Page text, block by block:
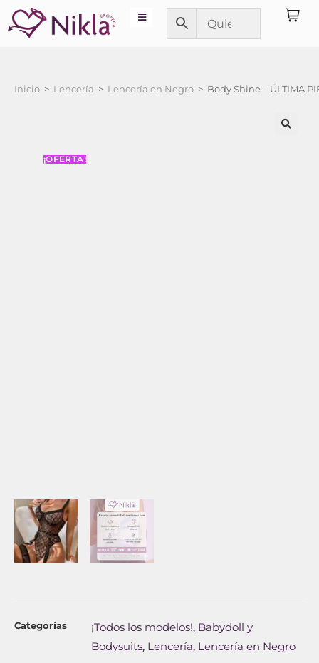
Inicio > Lencería > Lencería en Negro > Body Shine – ÚLTIMA
¡OFERTA!
Categorías ¡Todos los modelos!, Babydoll y
Bodysuits, Lencería, Lencería en Negro